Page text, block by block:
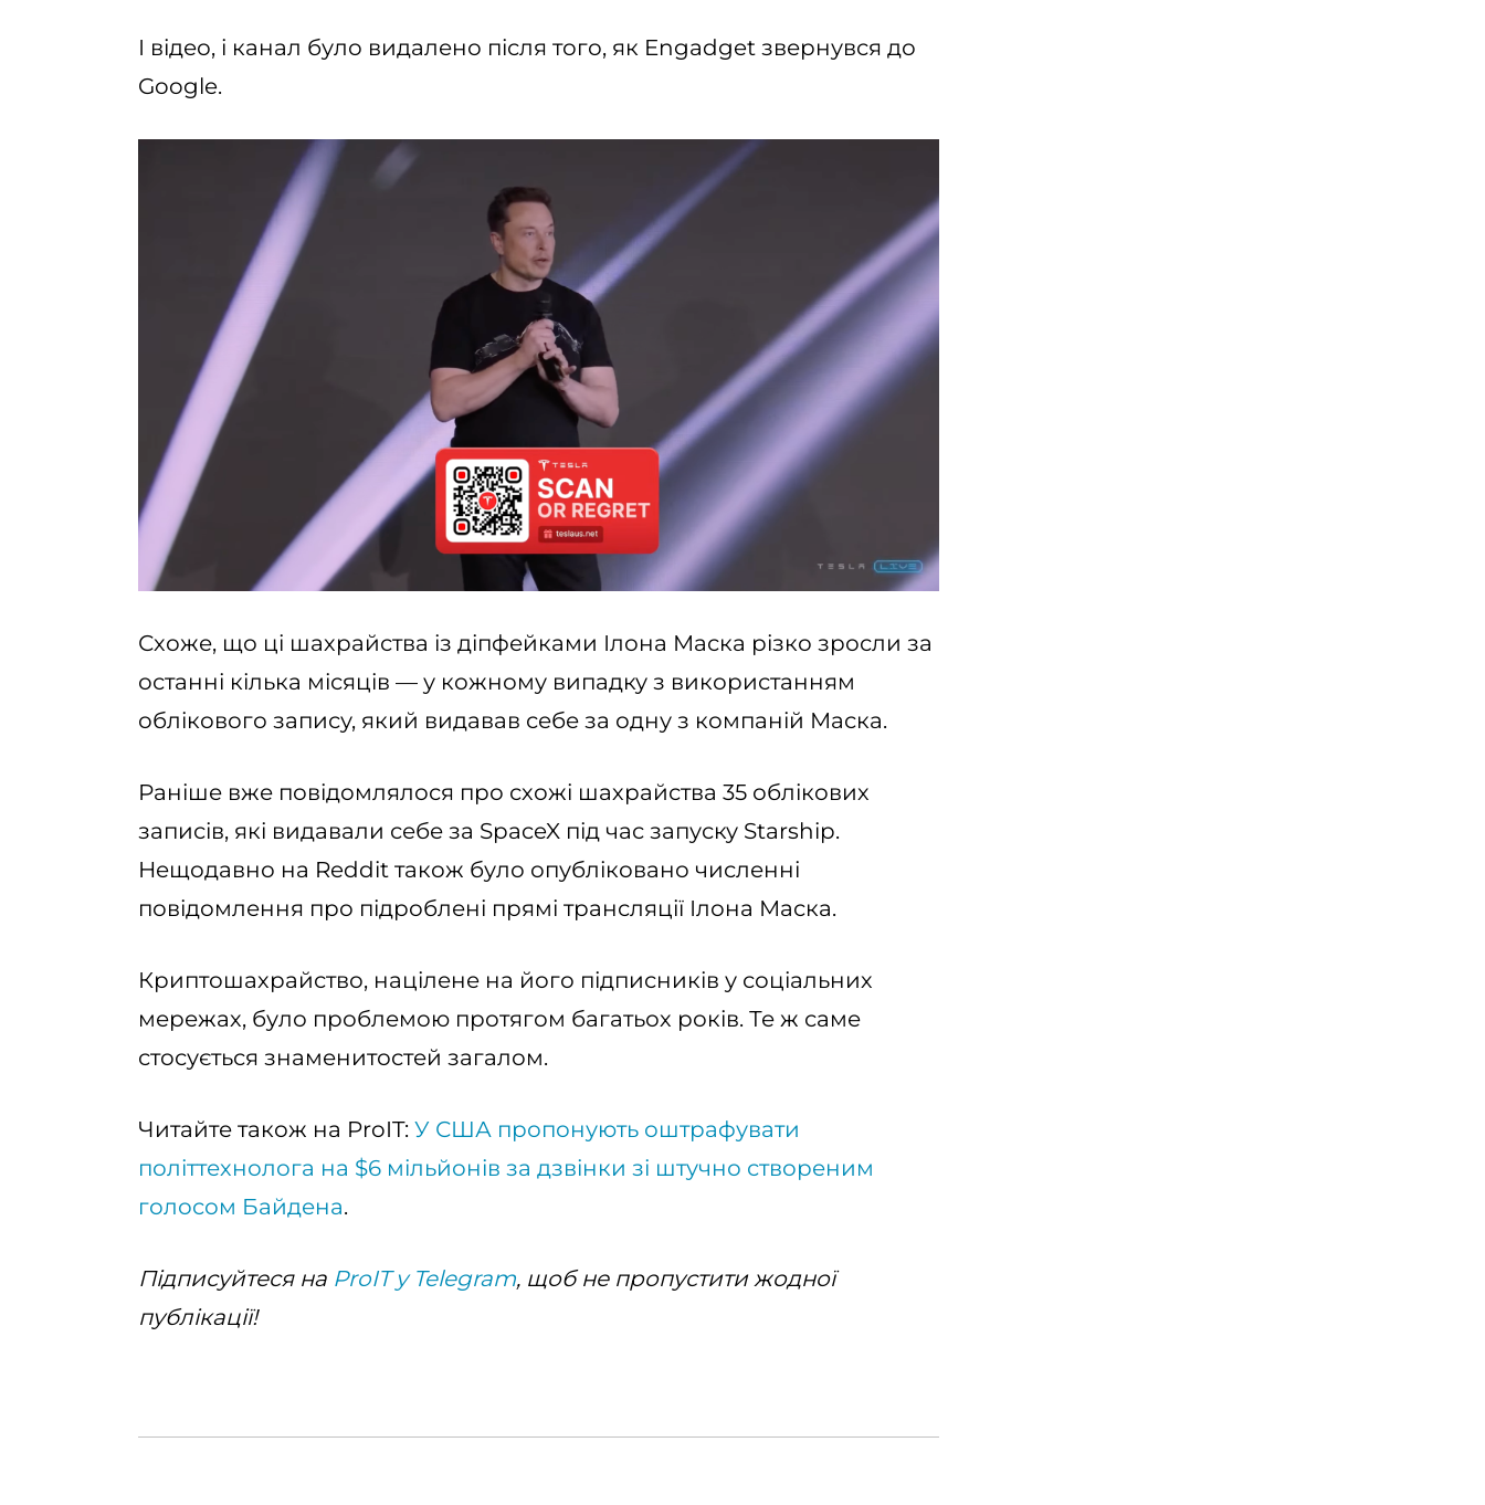
І відео, і канал було видалено після того, як Engadget звернувся до
Google.
Схоже, що ці шахрайства із діпфейками Ілона Маска різко зросли за
останні кілька місяців — у кожному випадку з використанням
облікового запису, який видавав себе за одну з компаній Маска.
Раніше вже повідомлялося про схожі шахрайства 35 облікових
записів, які видавали себе за SpaceX під час запуску Starship.
Нещодавно на Reddit також було опубліковано численні
повідомлення про підроблені прямі трансляції Ілона Маска.
Криптошахрайство, націлене на його підписників у соціальних
мережах, було проблемою протягом багатьох років. Те ж саме
стосується знаменитостей загалом.
Читайте також на ProIT: У США пропонують оштрафувати
політтехнолога на $6 мільйонів за дзвінки зі штучно створеним
голосом Байдена.
Підписуйтеся на ProIT у Telegram, щоб не пропустити жодної
публікації!